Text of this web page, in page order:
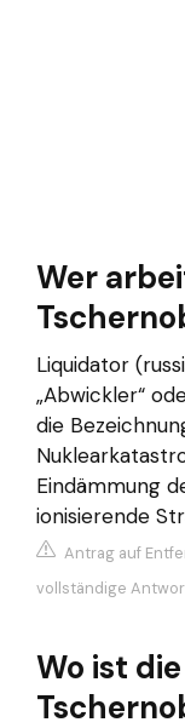
Wer
Liquidator
„Abwickler“
die
Eindämmung
ionisierende
Antrag auf
vollständige
Wo ist